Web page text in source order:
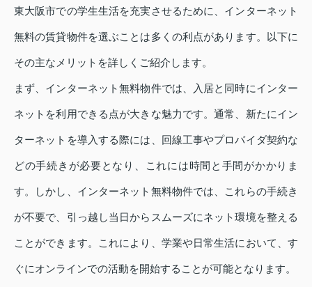
東大阪市での学生生活を充実させるために、インターネット
無料の賃貸物件を選ぶことは多くの利点があります。以下に
その主なメリットを詳しくご紹介します。
まず、インターネット無料物件では、入居と同時にインター
ネットを利用できる点が大きな魅力です。通常、新たにイン
ターネットを導入する際には、回線工事やプロバイダ契約な
どの手続きが必要となり、これには時間と手間がかかりま
す。しかし、インターネット無料物件では、これらの手続き
が不要で、引っ越し当日からスムーズにネット環境を整える
ことができます。これにより、学業や日常生活において、す
ぐにオンラインでの活動を開始することが可能となります。